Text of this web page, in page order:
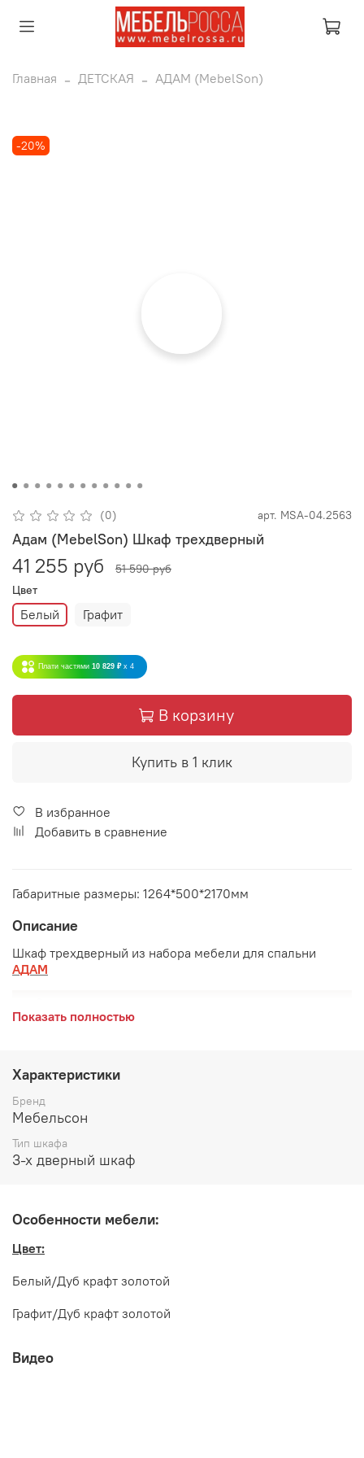
Главная ДЕТСКАЯ АДАМ (MebelSon)
-20%
(0) арт. MSA-04.2563
Адам (MebelSon) Шкаф трехдверный
41 255 руб
51 590 руб
Цвет
Белый Графит
Плати частями 10 829 ₽ x 4
В корзину
Купить в 1 клик
В избранное
Добавить в сравнение
Габаритные размеры: 1264*500*2170мм
Описание
Шкаф трехдверный из набора мебели для спальни
АДАМ
Габаритные размеры:
глубина 500 мм
высота 2170 мм
Показать полностью
Характеристики
Бренд
Мебельсон
Тип шкафа
3-х дверный шкаф
Особенности мебели:
Цвет:
Белый/Дуб крафт золотой
Графит/Дуб крафт золотой
Видео